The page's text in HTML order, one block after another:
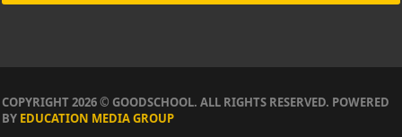
COPYRIGHT 2026 © GOODSCHOOL. ALL RIGHTS RESERVED. POWERED
BY EDUCATION MEDIA GROUP